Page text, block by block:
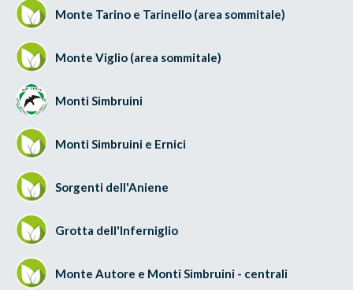
Monte Tarino e Tarinello (area sommitale)
Monte Viglio (area sommitale)
Monti Simbruini
Monti Simbruini e Ernici
Sorgenti dell'Aniene
Grotta dell'Inferniglio
Monte Autore e Monti Simbruini - centrali